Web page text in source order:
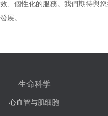
效、個性化的服務。我們期待與
發展。
生命科学
心血管与肌细胞